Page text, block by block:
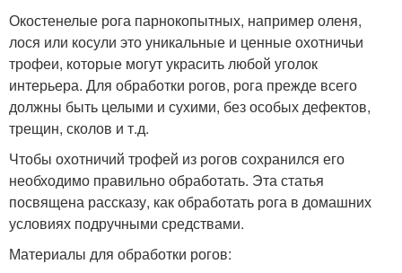
Окостенелые рога парнокопытных, например оленя,
лося или косули это уникальные и ценные охотничьи
трофеи, которые могут украсить любой уголок
интерьера. Для обработки рогов, рога прежде всего
должны быть целыми и сухими, без особых дефектов,
трещин, сколов и т.д.
Чтобы охотничий трофей из рогов сохранился его
необходимо правильно обработать. Эта статья
посвящена рассказу, как обработать рога в домашних
условиях подручными средствами.
Материалы для обработки рогов: